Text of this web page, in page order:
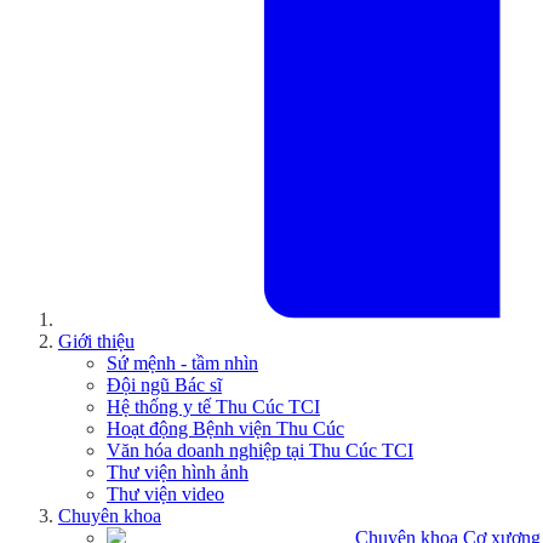
Giới thiệu
Sứ mệnh - tầm nhìn
Đội ngũ Bác sĩ
Hệ thống y tế Thu Cúc TCI
Hoạt động Bệnh viện Thu Cúc
Văn hóa doanh nghiệp tại Thu Cúc TCI
Thư viện hình ảnh
Thư viện video
Chuyên khoa
Chuyên khoa Cơ